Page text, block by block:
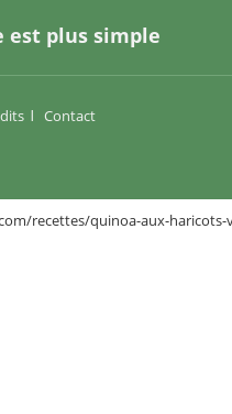
est plus simple
Contact
recettes/quinoa-aux-